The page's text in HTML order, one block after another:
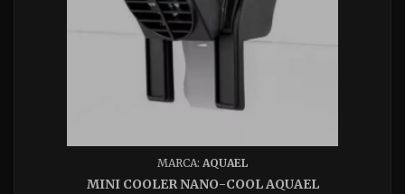
MARCA: AQUAEL
MINI COOLER NANO-COOL AQUAEL